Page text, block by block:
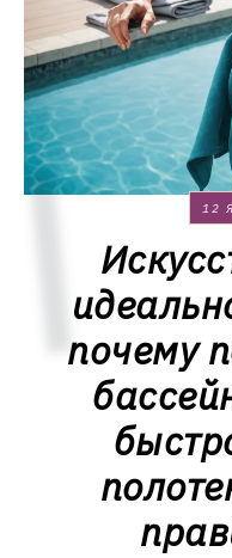
12
почему